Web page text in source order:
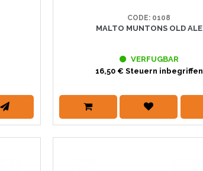
CODE: 0108
MALTO MUNTONS OLD ALE
VERFUGBAR
16,50 € Steuern inbegriffen